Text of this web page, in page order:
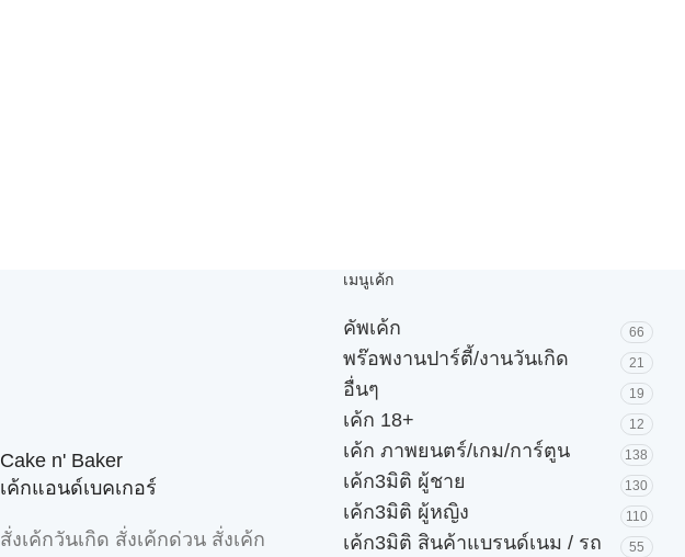
Cake n' Baker
เค้กแอนด์เบคเกอร์
สั่งเค้กวันเกิด สั่งเค้กด่วน สั่งเค้ก
เมนูเค้ก
คัพเค้ก 66
พร๊อพงานปาร์ตี้/งานวันเกิด 21
อื่นๆ 19
เค้ก 18+ 12
เค้ก ภาพยนตร์/เกม/การ์ตูน 138
เค้ก3มิติ ผู้ชาย 130
เค้ก3มิติ ผู้หญิง 110
เค้ก3มิติ สินค้าแบรนด์เนม / รถ 55